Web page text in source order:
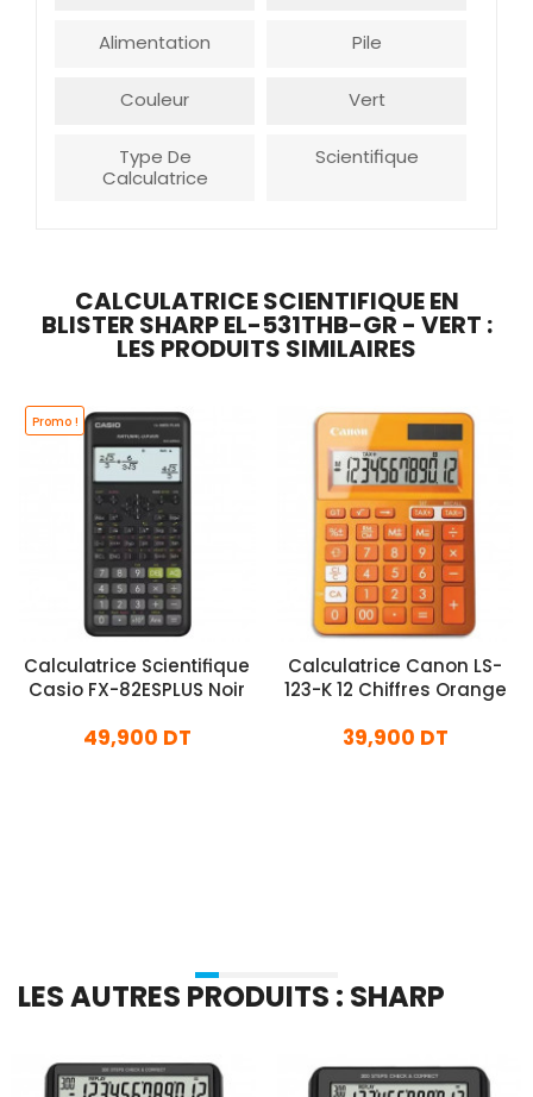
Alimentation Pile
Couleur Vert
Type De
Calculatrice
Scientifique
CALCULATRICE SCIENTIFIQUE EN
BLISTER SHARP EL-531THB-GR - VERT :
LES PRODUITS SIMILAIRES
Promo !
Calculatrice Scientifique
Casio FX-82ESPLUS Noir
49,900 DT
Calculatrice Canon LS-
123-K 12 Chiffres Orange
39,900 DT
LES AUTRES PRODUITS : SHARP